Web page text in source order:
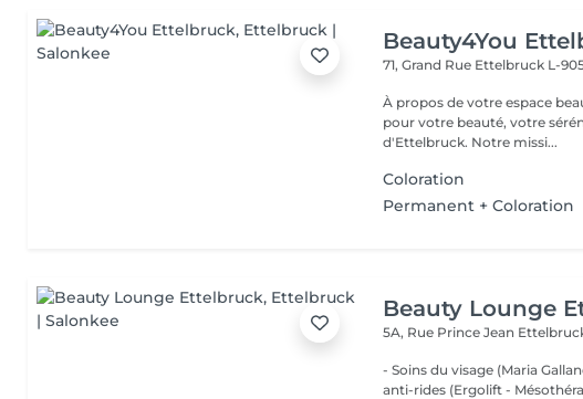
Beauty4You
71, Grand Rue Ettelbruck L-
À propos de votre espace beauté Un univers pensé
pour votre beauté, votre
d'Ettelbruck. Notre missi...
Coloration
Permanent + Coloration
Beauty Lounge
5A, Rue Prince Jean
- Soins du visage (Maria
anti-rides (Ergolift -